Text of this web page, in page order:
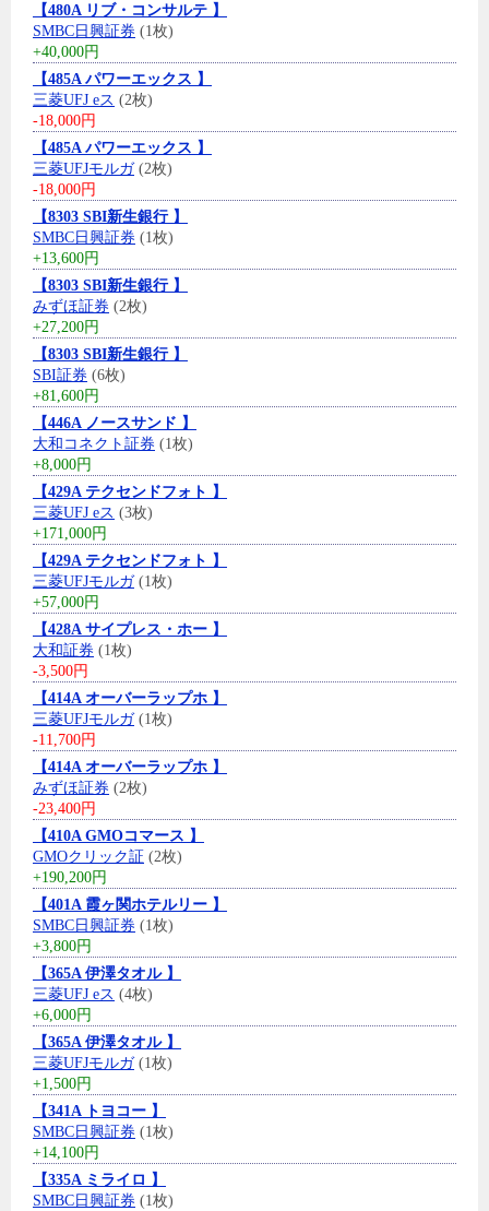
【480A リブ・コンサルテ 】
SMBC日興証券 (1枚)
+40,000円
【485A パワーエックス 】
三菱UFJ eス (2枚)
-18,000円
【485A パワーエックス 】
三菱UFJモルガ(2枚)
-18,000円
【8303 SBI新生銀行 】
SMBC日興証券 (1枚)
+13,600円
【8303 SBI新生銀行 】
みずほ証券 (2枚)
+27,200円
【8303 SBI新生銀行 】
SBI証券 (6枚)
+81,600円
【446A ノースサンド 】
大和コネクト証券 (1枚)
+8,000円
【429A テクセンドフォト 】
三菱UFJ eス (3枚)
+171,000円
【429A テクセンドフォト 】
三菱UFJモルガ(1枚)
+57,000円
【428A サイプレス・ホー 】
大和証券 (1枚)
-3,500円
【414A オーバーラップホ 】
三菱UFJモルガ(1枚)
-11,700円
【414A オーバーラップホ 】
みずほ証券 (2枚)
-23,400円
【410A GMOコマース 】
GMOクリック証 (2枚)
+190,200円
【401A 霞ヶ関ホテルリー 】
SMBC日興証券 (1枚)
+3,800円
【365A 伊澤タオル 】
三菱UFJ eス (4枚)
+6,000円
【365A 伊澤タオル 】
三菱UFJモルガ(1枚)
+1,500円
【341A トヨコー 】
SMBC日興証券 (1枚)
+14,100円
【335A ミライロ 】
SMBC日興証券 (1枚)